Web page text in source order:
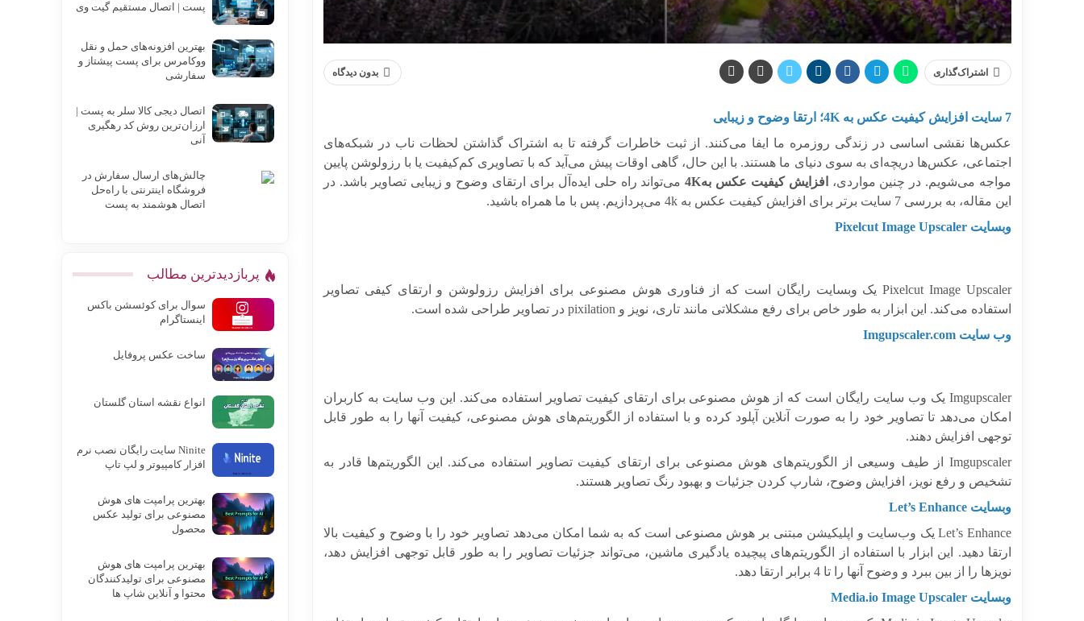
بدون دیدگاه اشتراک‌گذاری
7 سایت افزایش کیفیت عکس به 4K؛ ارتقا وضوح و زیبایی
عکس‌ها نقشی اساسی در زندگی روزمره ما ایفا می‌کنند. از ثبت خاطرات گرفته تا به اشتراک گذاشتن لحظات ناب در شبکه‌های
اجتماعی، عکس‌ها دریچه‌ای به سوی دنیای ما هستند. با این حال، گاهی اوقات پیش می‌آید که با تصاویری کم‌کیفیت یا با رزولوشن پایین
مواجه می‌شویم. در چنین مواردی،
افزایش کیفیت عکس به4K
می‌تواند راه حلی ایده‌آل برای ارتقای وضوح و زیبایی تصاویر باشد. در
این مقاله، به بررسی 7 سایت برتر برای افزایش کیفیت عکس به 4k می‌پردازیم. پس با ما همراه باشید.
وبسایت Pixelcut Image Upscaler
Pixelcut Image Upscaler یک وبسایت رایگان است که از فناوری هوش مصنوعی برای افزایش رزولوشن و ارتقای کیفی تصاویر
استفاده می‌کند. این ابزار به طور خاص برای رفع مشکلاتی مانند تاری، نویز و pixilation در تصاویر طراحی شده است.
وب سایت Imgupscaler.com
Imgupscaler یک وب سایت رایگان است که از هوش مصنوعی برای ارتقای کیفیت تصاویر استفاده می‌کند. این وب سایت به کاربران
امکان می‌دهد تا تصاویر خود را به صورت آنلاین آپلود کرده و با استفاده از الگوریتم‌های هوش مصنوعی، کیفیت آنها را به طور قابل
توجهی افزایش دهند.
Imgupscaler از طیف وسیعی از الگوریتم‌های هوش مصنوعی برای ارتقای کیفیت تصاویر استفاده می‌کند. این الگوریتم‌ها قادر به
تشخیص و رفع نویز، افزایش وضوح، شارپ کردن جزئیات و بهبود رنگ تصاویر هستند.
وبسایت Let’s Enhance
Let’s Enhance یک وب‌سایت و اپلیکیشن مبتنی بر هوش مصنوعی است که به شما امکان می‌دهد تصاویر خود را با وضوح و کیفیت بالا
ارتقا دهید. این ابزار با استفاده از الگوریتم‌های پیچیده یادگیری ماشین، می‌تواند جزئیات تصاویر را به طور قابل توجهی افزایش دهد،
نویزها را از بین ببرد و وضوح آنها را تا 4 برابر ارتقا دهد.
وبسایت Media.io Image Upscaler
پست | اتصال مستقیم گیت وی
بهترین افزونه‌های حمل و نقل
ووکامرس برای پست پیشتاز و
سفارشی
اتصال دیجی کالا سلر به پست |
ارزان‌ترین روش کد رهگیری
آنی
چالش‌های ارسال سفارش در
فروشگاه اینترنتی با راه‌حل
اتصال هوشمند به پست
پربازدیدترین مطالب
سوال برای کوئسشن باکس
اینستاگرام
ساخت عکس پروفایل
انواع نقشه استان گلستان
Ninite سایت رایگان نصب نرم
افزار کامپیوتر و لپ تاپ
بهترین پرامپت های هوش
مصنوعی برای تولید عکس
محصول
بهترین پرامپت های هوش
مصنوعی برای تولیدکنندگان
محتوا و آنلاین شاپ ها